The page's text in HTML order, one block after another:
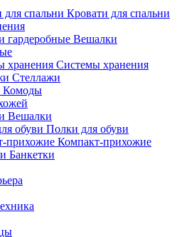
Кровати для спальни
Вешалки
Системы хранения
Стеллажи
Комоды
Вешалки
Полки для обуви
Компакт-прихожие
Банкетки